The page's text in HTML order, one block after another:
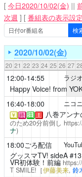
[ 今日2020/10/02(金) ||
次週 ] [ 番組表の表示設定
2020/10/02(金)
20 21 22 23 24 25 26 27
12:00-14:55 ラジ
Happy Voice! from
16:40-18:00 ニコ
￥ 終 注 ！ 八巻アン
のため20分前倒し
ナ)
18:00ごろ配信
グッスマTV! sideA#13
VR初体験！前編
T SMILE!［伊藤美来, 鈴